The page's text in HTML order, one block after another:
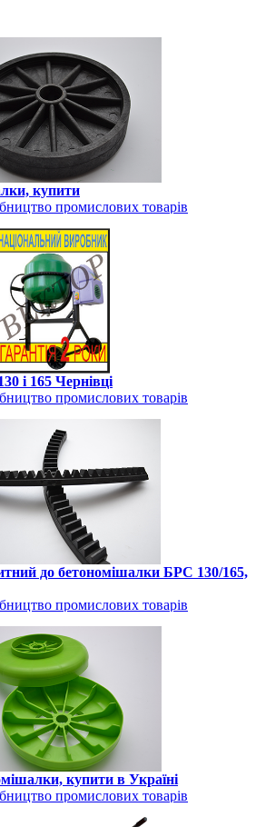
купити
промислових товарів
і 165 Чернівці
промислових товарів
до бетономішалки БРС 130/165,
промислових товарів
купити в Україні
промислових товарів